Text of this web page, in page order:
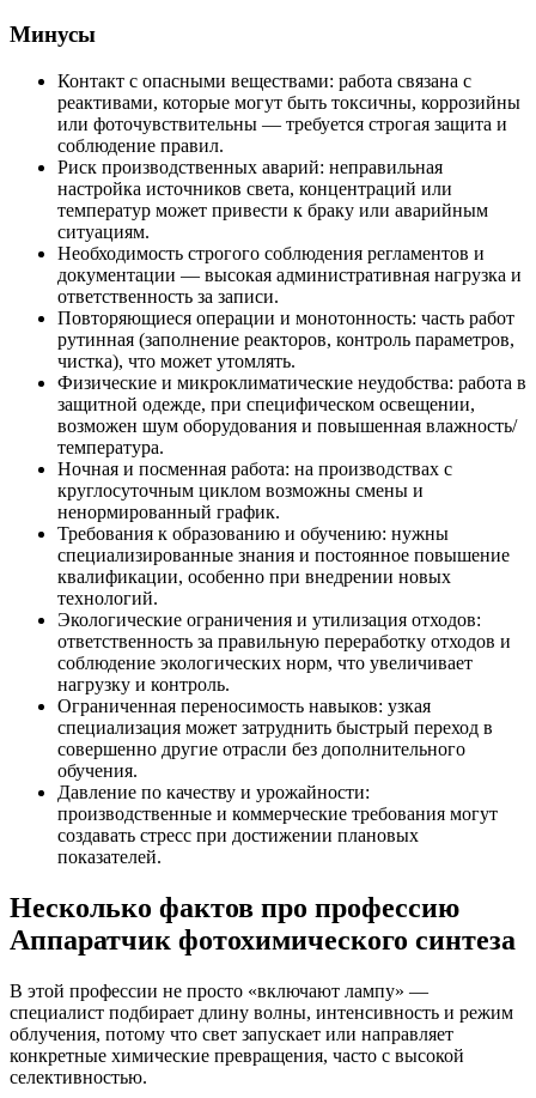
Минусы
Контакт с опасными веществами: работа связана с
реактивами, которые могут быть токсичны, коррозийны
или фоточувствительны — требуется строгая защита и
соблюдение правил.
Риск производственных аварий: неправильная
настройка источников света, концентраций или
температур может привести к браку или аварийным
ситуациям.
Необходимость строгого соблюдения регламентов и
документации — высокая административная нагрузка и
ответственность за записи.
Повторяющиеся операции и монотонность: часть работ
рутинная (заполнение реакторов, контроль параметров,
чистка), что может утомлять.
Физические и микроклиматические неудобства: работа в
защитной одежде, при специфическом освещении,
возможен шум оборудования и повышенная влажность/
температура.
Ночная и посменная работа: на производствах с
круглосуточным циклом возможны смены и
ненормированный график.
Требования к образованию и обучению: нужны
специализированные знания и постоянное повышение
квалификации, особенно при внедрении новых
технологий.
Экологические ограничения и утилизация отходов:
ответственность за правильную переработку отходов и
соблюдение экологических норм, что увеличивает
нагрузку и контроль.
Ограниченная переносимость навыков: узкая
специализация может затруднить быстрый переход в
совершенно другие отрасли без дополнительного
обучения.
Давление по качеству и урожайности:
производственные и коммерческие требования могут
создавать стресс при достижении плановых
показателей.
Несколько фактов про профессию
Аппаратчик фотохимического синтеза
В этой профессии не просто «включают лампу» —
специалист подбирает длину волны, интенсивность и режим
облучения, потому что свет запускает или направляет
конкретные химические превращения, часто с высокой
селективностью.